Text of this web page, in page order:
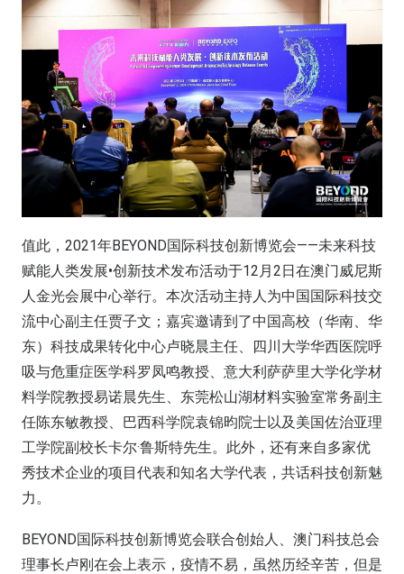
值此，2021年BEYOND国际科技创新博览会——未来科技
赋能人类发展•创新技术发布活动于12月2日在澳门威尼斯
人金光会展中心举行。本次活动主持人为中国国际科技交
流中心副主任贾子文；嘉宾邀请到了中国高校（华南、华
东）科技成果转化中心卢晓晨主任、四川大学华西医院呼
吸与危重症医学科罗凤鸣教授、意大利萨萨里大学化学材
料学院教授易诺晨先生、东莞松山湖材料实验室常务副主
任陈东敏教授、巴西科学院袁锦昀院士以及美国佐治亚理
工学院副校长卡尔·鲁斯特先生。此外，还有来自多家优
秀技术企业的项目代表和知名大学代表，共话科技创新魅
力。
BEYOND国际科技创新博览会联合创始人、澳门科技总会
理事长卢刚在会上表示，疫情不易，虽然历经辛苦，但是